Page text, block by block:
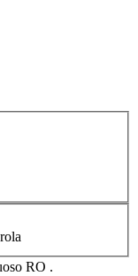
RO .